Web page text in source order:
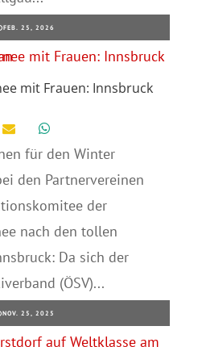
FEB. 25, 2026
mit Frauen: Innsbruck
für den Winter
den Partnervereinen
der
nach den tollen
Da sich der
(ÖSV)...
NOV. 25, 2025